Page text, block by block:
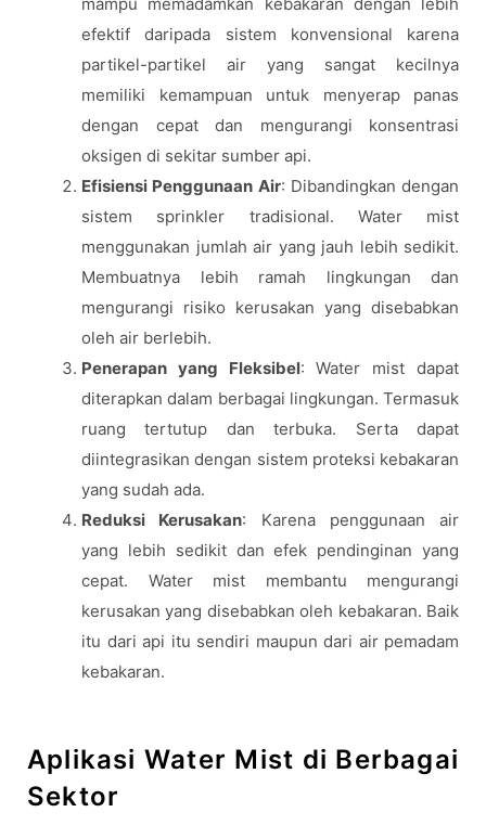
efektif daripada sistem konvensional karena
partikel-partikel air yang sangat kecilnya
memiliki kemampuan untuk menyerap panas
dengan cepat dan mengurangi konsentrasi
oksigen di sekitar sumber api.
Efisiensi Penggunaan Air: Dibandingkan dengan
sistem sprinkler tradisional. Water mist
menggunakan jumlah air yang jauh lebih sedikit.
Membuatnya lebih ramah lingkungan dan
mengurangi risiko kerusakan yang disebabkan
oleh air berlebih.
Penerapan yang Fleksibel: Water mist dapat
diterapkan dalam berbagai lingkungan. Termasuk
ruang tertutup dan terbuka. Serta dapat
diintegrasikan dengan sistem proteksi kebakaran
yang sudah ada.
Reduksi Kerusakan: Karena penggunaan air
yang lebih sedikit dan efek pendinginan yang
cepat. Water mist membantu mengurangi
kerusakan yang disebabkan oleh kebakaran. Baik
itu dari api itu sendiri maupun dari air pemadam
kebakaran.
Aplikasi Water Mist di Berbagai
Sektor